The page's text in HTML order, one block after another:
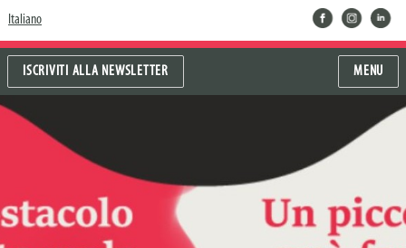
Italiano facebookinstragram
linkedin
ISCRIVITI ALLA NEWSLETTER MENU